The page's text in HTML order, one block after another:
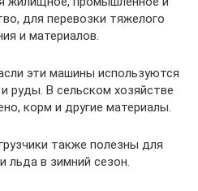
для перевозки тяжелого
и материалов.
эти машины используются
руды. В сельском хозяйстве
корм и другие материалы.
также полезны для
льда в зимний сезон.